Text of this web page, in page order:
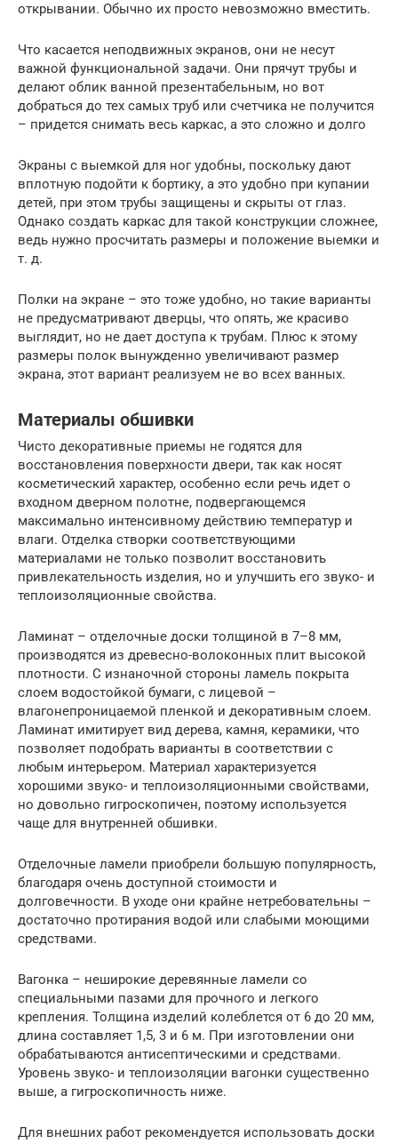
открывании. Обычно их просто невозможно вместить.
Что касается неподвижных экранов, они не несут
важной функциональной задачи. Они прячут трубы и
делают облик ванной презентабельным, но вот
добраться до тех самых труб или счетчика не получится
– придется снимать весь каркас, а это сложно и долго
Экраны с выемкой для ног удобны, поскольку дают
вплотную подойти к бортику, а это удобно при купании
детей, при этом трубы защищены и скрыты от глаз.
Однако создать каркас для такой конструкции сложнее,
ведь нужно просчитать размеры и положение выемки и
т. д.
Полки на экране – это тоже удобно, но такие варианты
не предусматривают дверцы, что опять, же красиво
выглядит, но не дает доступа к трубам. Плюс к этому
размеры полок вынужденно увеличивают размер
экрана, этот вариант реализуем не во всех ванных.
Материалы обшивки
Чисто декоративные приемы не годятся для
восстановления поверхности двери, так как носят
косметический характер, особенно если речь идет о
входном дверном полотне, подвергающемся
максимально интенсивному действию температур и
влаги. Отделка створки соответствующими
материалами не только позволит восстановить
привлекательность изделия, но и улучшить его звуко- и
теплоизоляционные свойства.
Ламинат – отделочные доски толщиной в 7–8 мм,
производятся из древесно-волоконных плит высокой
плотности. С изнаночной стороны ламель покрыта
слоем водостойкой бумаги, с лицевой –
влагонепроницаемой пленкой и декоративным слоем.
Ламинат имитирует вид дерева, камня, керамики, что
позволяет подобрать варианты в соответствии с
любым интерьером. Материал характеризуется
хорошими звуко- и теплоизоляционными свойствами,
но довольно гигроскопичен, поэтому используется
чаще для внутренней обшивки.
Отделочные ламели приобрели большую популярность,
благодаря очень доступной стоимости и
долговечности. В уходе они крайне нетребовательны –
достаточно протирания водой или слабыми моющими
средствами.
Вагонка – неширокие деревянные ламели со
специальными пазами для прочного и легкого
крепления. Толщина изделий колеблется от 6 до 20 мм,
длина составляет 1,5, 3 и 6 м. При изготовлении они
обрабатываются антисептическими и средствами.
Уровень звуко- и теплоизоляции вагонки существенно
выше, а гигроскопичность ниже.
Для внешних работ рекомендуется использовать доски